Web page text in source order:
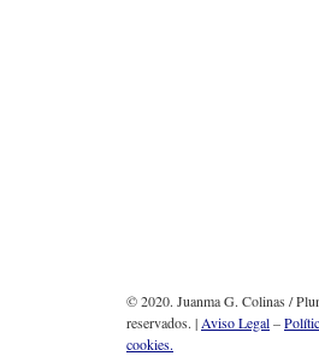
© 2020. Juanma G. Colinas /
reservados. |Aviso Legal–
cookies.